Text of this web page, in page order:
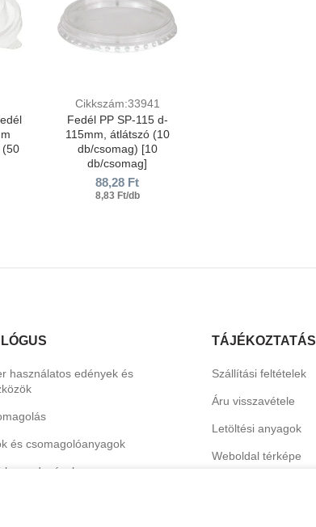
(50
Cikkszám:33941
Fedél PP SP-115 d-
115mm, átlátszó (10
db/csomag) [10
db/csomag]
88,28 Ft
8,83 Ft/db
használatos edények és
és csomagolóanyagok
berendezések
TÁJÉKOZTATÁS
Szállítási feltételek
Áru visszavétele
Letöltési anyagok
Weboldal térképe